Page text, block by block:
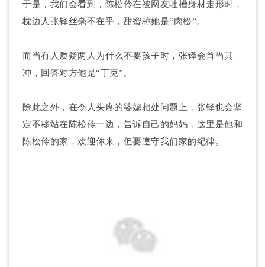
于是，我们会看到，陈松伶在被网友吐槽身材走形时，
枕边人张铎丝毫不在乎，甜蜜称她是“肉松”。
而当有人质疑两人为什么不要孩子时，张铎会首当其
冲，回答对方他是“丁克”。
除此之外，在令人头疼的婆媳相处问题上，张铎也会坚
定不移站在陈松伶一边，告诉自己的妈妈，这里是他和
陈松伶的家，欢迎你来，但要遵守我们家的纪律。